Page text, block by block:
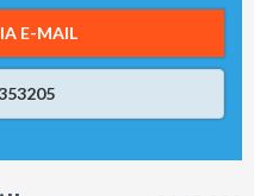
E-MAIL